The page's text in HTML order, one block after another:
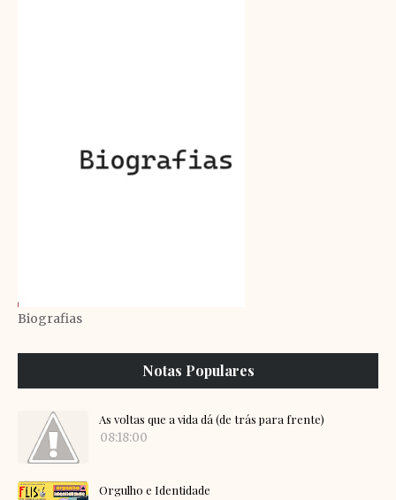
Biografias
Notas Populares
As voltas que a vida dá (de trás para frente)
08:18:00
Orgulho e Identidade